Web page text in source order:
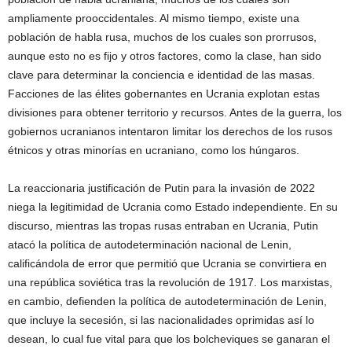
ampliamente prooccidentales. Al mismo tiempo, existe una
población de habla rusa, muchos de los cuales son prorrusos,
aunque esto no es fijo y otros factores, como la clase, han sido
clave para determinar la conciencia e identidad de las masas.
Facciones de las élites gobernantes en Ucrania explotan estas
divisiones para obtener territorio y recursos. Antes de la guerra, los
gobiernos ucranianos intentaron limitar los derechos de los rusos
étnicos y otras minorías en ucraniano, como los húngaros.
La reaccionaria justificación de Putin para la invasión de 2022
niega la legitimidad de Ucrania como Estado independiente. En su
discurso, mientras las tropas rusas entraban en Ucrania, Putin
atacó la política de autodeterminación nacional de Lenin,
calificándola de error que permitió que Ucrania se convirtiera en
una república soviética tras la revolución de 1917. Los marxistas,
en cambio, defienden la política de autodeterminación de Lenin,
que incluye la secesión, si las nacionalidades oprimidas así lo
desean, lo cual fue vital para que los bolcheviques se ganaran el